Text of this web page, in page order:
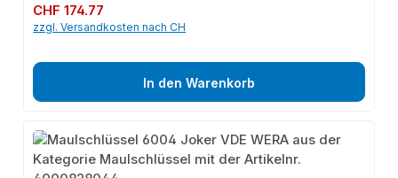
Regulärer Preis:
CHF 174.77
zzgl. Versandkosten nach CH
In den Warenkorb